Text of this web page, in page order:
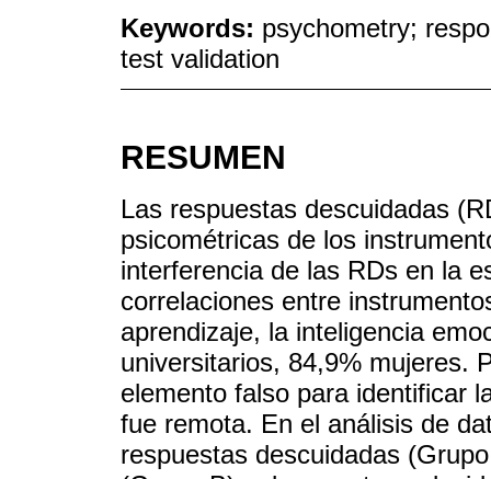
Keywords: psychometry;
test validation
RESUMEN
Las respuestas descuidadas
psicométricas de los
interferencia de las RDs en la
correlaciones entre
aprendizaje, la inteligencia
universitarios, 84,9% mujeres.
elemento falso para identificar
fue remota. En el análisis de
respuestas descuidadas